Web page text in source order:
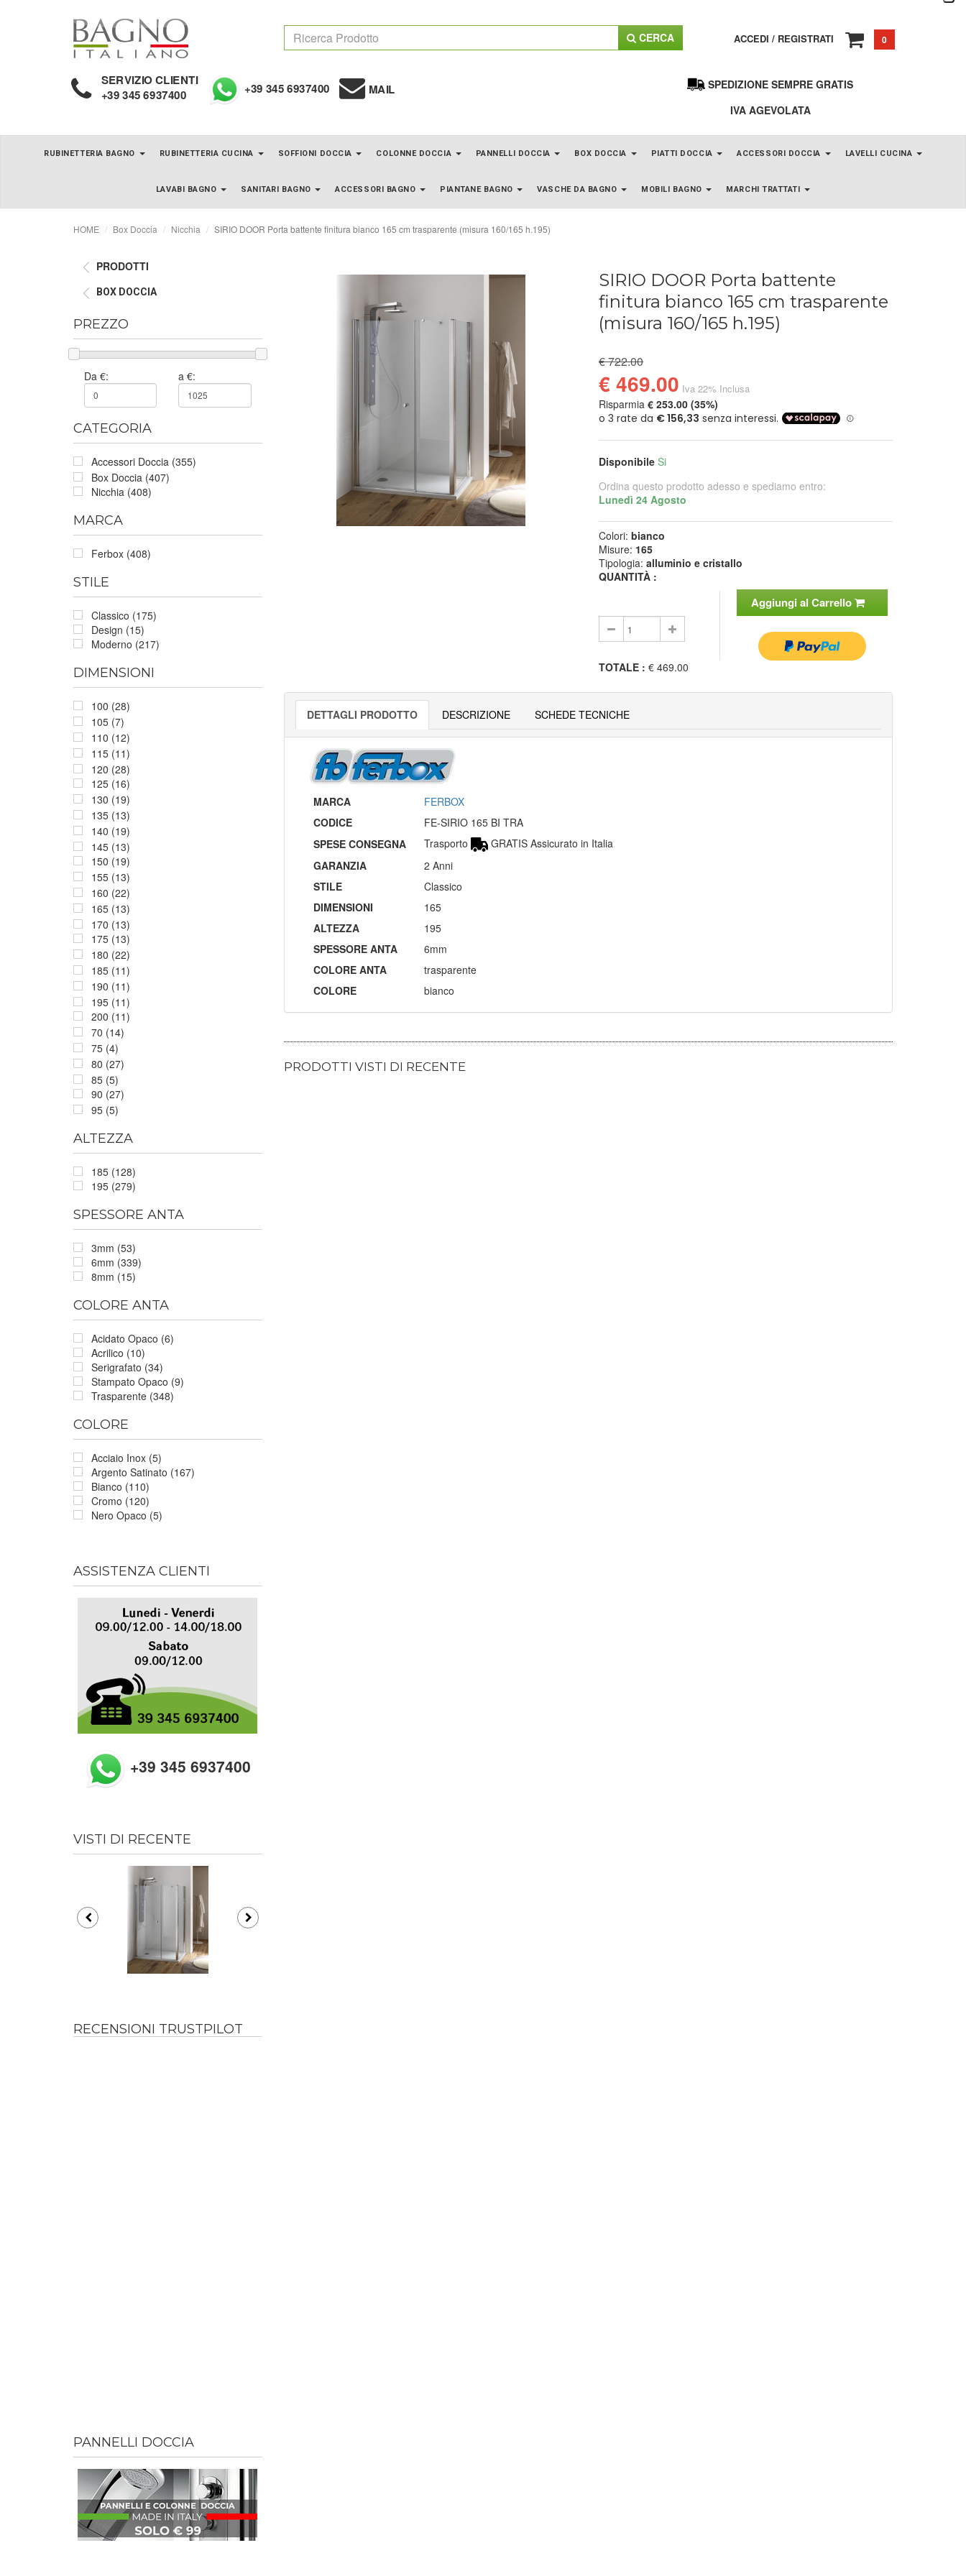
CERCA ACCEDI / REGISTRATI 0
SERVIZIO CLIENTI
+39 345 6937400 +39 345 6937400 MAIL
SPEDIZIONE SEMPRE GRATIS
IVA AGEVOLATA
RUBINETTERIA BAGNO RUBINETTERIA CUCINA SOFFIONI DOCCIA COLONNE DOCCIA PANNELLI DOCCIA BOX DOCCIA PIATTI DOCCIA ACCESSORI DOCCIA LAVELLI CUCINA
LAVABI BAGNO SANITARI BAGNO ACCESSORI BAGNO PIANTANE BAGNO VASCHE DA BAGNO MOBILI BAGNO MARCHI TRATTATI
HOME Box Doccia Nicchia SIRIO DOOR Porta battente finitura bianco 165 cm trasparente (misura 160/165 h.195)
PRODOTTI
BOX DOCCIA
PREZZO
Da €: a €:
CATEGORIA
Accessori Doccia (355)
Box Doccia (407)
Nicchia (408)
MARCA
Ferbox (408)
STILE
Classico (175)
Design (15)
Moderno (217)
DIMENSIONI
100 (28)
105 (7)
110 (12)
115 (11)
120 (28)
125 (16)
130 (19)
135 (13)
140 (19)
145 (13)
150 (19)
155 (13)
160 (22)
165 (13)
170 (13)
175 (13)
180 (22)
185 (11)
190 (11)
195 (11)
200 (11)
70 (14)
75 (4)
80 (27)
85 (5)
90 (27)
95 (5)
ALTEZZA
185 (128)
195 (279)
SPESSORE ANTA
3mm (53)
6mm (339)
8mm (15)
COLORE ANTA
Acidato Opaco (6)
Acrilico (10)
Serigrafato (34)
Stampato Opaco (9)
Trasparente (348)
COLORE
Acciaio Inox (5)
Argento Satinato (167)
Bianco (110)
Cromo (120)
Nero Opaco (5)
ASSISTENZA CLIENTI
+39 345 6937400
VISTI DI RECENTE
RECENSIONI TRUSTPILOT
PANNELLI DOCCIA
SIRIO DOOR Porta battente
finitura bianco 165 cm trasparente
(misura 160/165 h.195)
€ 722.00
€ 469.00 Iva 22% Inclusa
Risparmia€ 253.00 (35%)
Disponibile Si
Ordina questo prodotto adesso e spediamo entro:
Lunedì 24 Agosto
Colori:bianco
Misure: 165
Tipologia:alluminio e cristallo
QUANTITÀ :
Aggiungi al Carrello
TOTALE : € 469.00
DETTAGLI PRODOTTO DESCRIZIONE SCHEDE TECNICHE
MARCA
FERBOX
CODICE
FE-SIRIO 165 BI TRA
SPESE CONSEGNA
Trasporto
GRATIS Assicurato in Italia
GARANZIA
2 Anni
STILE
Classico
DIMENSIONI
165
ALTEZZA
195
SPESSORE ANTA
6mm
COLORE ANTA
trasparente
COLORE
bianco
PRODOTTI VISTI DI RECENTE